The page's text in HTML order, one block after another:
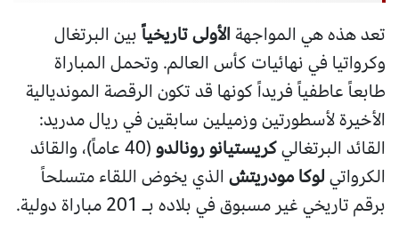
تعد هذه هي المواجهةالأولى تاريخياًبين البرتغال
وكرواتيا في نهائيات كأس العالم. وتحمل المباراة
طابعاً عاطفياً فريداً كونها قد تكون الرقصة المونديالية
الأخيرة لأسطورتين وزميلين سابقين في ريال مدريد:
القائد البرتغاليكريستيانو رونالدو
(40 عاماً)، والقائد
الكرواتيلوكا مودريتش الذي يخوض اللقاء متسلحاً
برقم تاريخي غير مسبوق في بلاده بـ 201 مباراة دولية.